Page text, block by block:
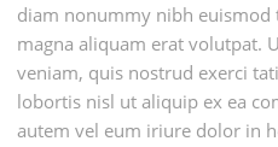
diam nonummy nibh
magna aliquam erat volutpat.
veniam, quis nostrud exerci
lobortis nisl ut aliquip ex ea
autem vel eum iriure dolor in